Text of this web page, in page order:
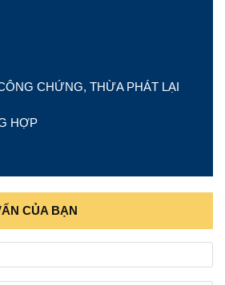
CHỨNG, THỪA PHÁT LẠI
HỢP
CỦA BẠN